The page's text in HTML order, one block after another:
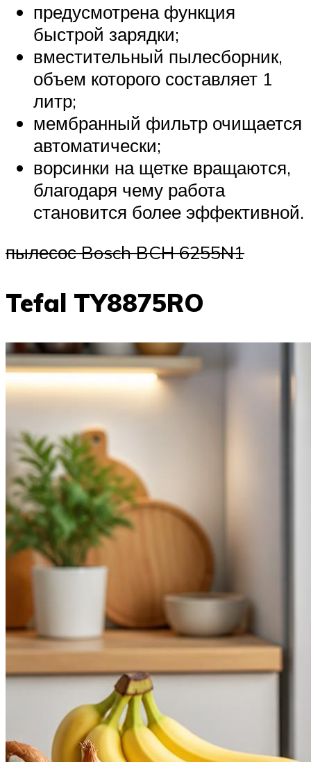
предусмотрена функция
быстрой зарядки;
вместительный пылесборник,
объем которого составляет 1
литр;
мембранный фильтр очищается
автоматически;
ворсинки на щетке вращаются,
благодаря чему работа
становится более эффективной.
пылесос Bosch BCH 6255N1
Tefal TY8875RO